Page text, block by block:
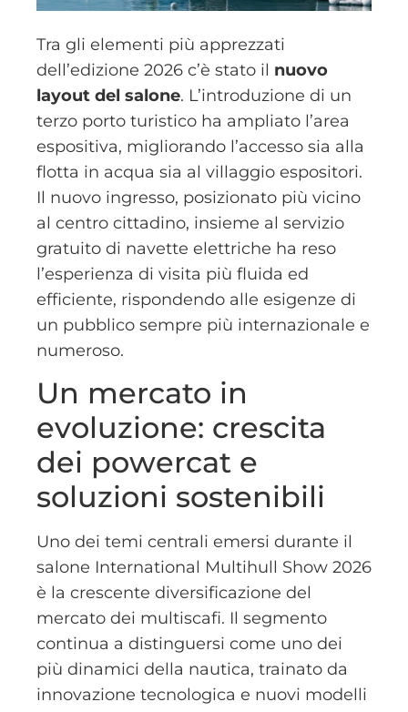
Tra gli elementi più apprezzati
dell’edizione 2026 c’è stato il nuovo
layout del salone. L’introduzione di un
terzo porto turistico ha ampliato l’area
espositiva, migliorando l’accesso sia alla
flotta in acqua sia al villaggio espositori.
Il nuovo ingresso, posizionato più vicino
al centro cittadino, insieme al servizio
gratuito di navette elettriche ha reso
l’esperienza di visita più fluida ed
efficiente, rispondendo alle esigenze di
un pubblico sempre più internazionale e
numeroso.
Un mercato in
evoluzione: crescita
dei powercat e
soluzioni sostenibili
Uno dei temi centrali emersi durante il
salone International Multihull Show 2026
è la crescente diversificazione del
mercato dei multiscafi. Il segmento
continua a distinguersi come uno dei
più dinamici della nautica, trainato da
innovazione tecnologica e nuovi modelli